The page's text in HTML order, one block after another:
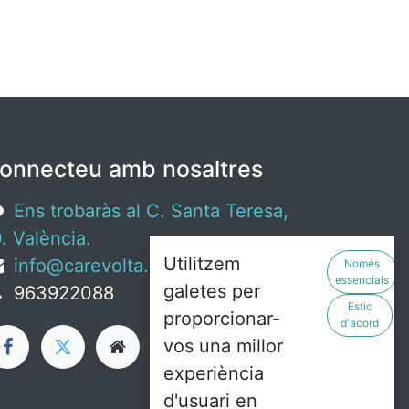
amb nosaltres
Ens trobaràs al C. Santa Teresa,
València.
info@carevolta.org
963922088
Utilitzem
galetes per
proporcionar-
vos una millor
experiència
d'usuari en
Només
essencials
Estic
d'acord